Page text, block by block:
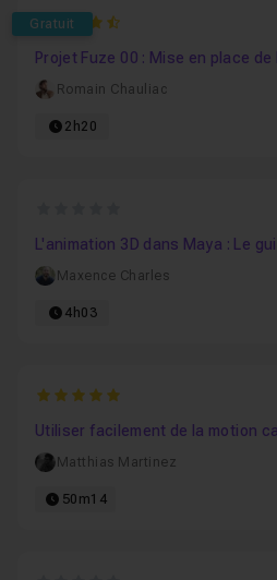
Gratuit
4.8405797101449
Projet Fuze 00 : Mise en place
Romain Chauliac
2h20
L'animation 3D dans Maya : Le
Maxence Charles
4h03
5
Utiliser facilement de la motion
Matthias Martinez
50m14